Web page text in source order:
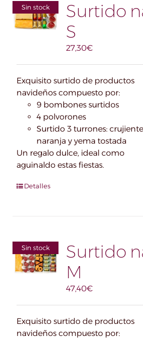
Sin stock
Surtido
S
27,30€
Exquisito surtido de productos
navideños compuesto por:
9 bombones surtidos
4 polvorones
Surtido 3 turrones:
naranja y yema tostada
Un regalo dulce, ideal como
aguinaldo estas fiestas.
Detalles
Sin stock
Surtido
M
47,40€
Exquisito surtido de productos
navideños compuesto por: